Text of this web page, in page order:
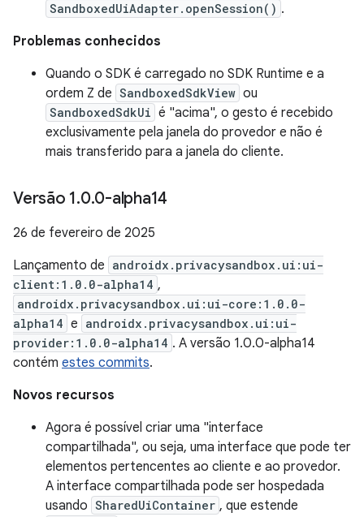
SandboxedUiAdapter.openSession() .
Problemas conhecidos
Quando o SDK é carregado no SDK Runtime e a
ordem Z de SandboxedSdkView ou
SandboxedSdkUi é "acima", o gesto é recebido
exclusivamente pela janela do provedor e não é
mais transferido para a janela do cliente.
Versão 1.0.0-alpha14
26 de fevereiro de 2025
Lançamento de androidx.privacysandbox.ui:ui-
client:1.0.0-alpha14 ,
androidx.privacysandbox.ui:ui-core:1.0.0-
alpha14 e androidx.privacysandbox.ui:ui-
provider:1.0.0-alpha14 . A versão 1.0.0-alpha14
contém estes commits.
Novos recursos
Agora é possível criar uma "interface
compartilhada", ou seja, uma interface que pode ter
elementos pertencentes ao cliente e ao provedor.
A interface compartilhada pode ser hospedada
usando SharedUiContainer , que estende